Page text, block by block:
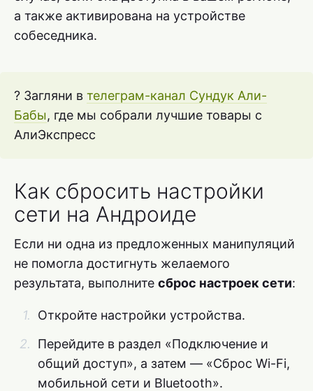
а также активирована на устройстве
собеседника.
? Загляни в телеграм-канал Сундук Али-
Бабы, где мы собрали лучшие товары с
АлиЭкспресс
Как сбросить настройки
сети на Андроиде
Если ни одна из предложенных манипуляций
не помогла достигнуть желаемого
результата, выполните сброс настроек сети:
Откройте настройки устройства.
Перейдите в раздел «Подключение и
общий доступ», а затем — «Сброс Wi-Fi,
мобильной сети и Bluetooth».